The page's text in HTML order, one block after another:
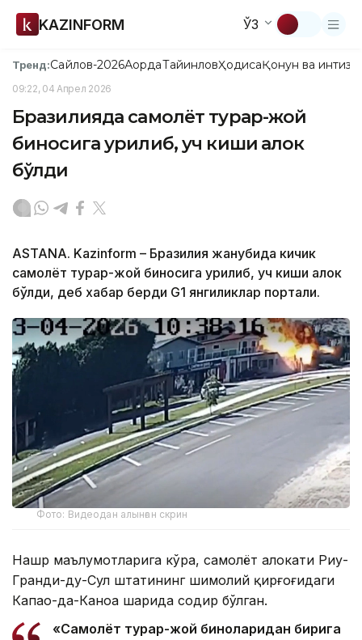
KAZINFORM ЎЗ
Тренд:Сайлов-2026АқордаТайинловҲодисаҚонун ва
09:22, 04 Апрел 2026
Бразилияда самолёт турар-жой
биносига урилиб, уч киши ҳалок
бўлди
ASTANA. Kazinform – Бразилия жанубида кичик
самолёт турар-жой биносига урилиб, уч киши ҳалок
бўлди, деб хабар берди G1 янгиликлар портали.
Фото: Видеодан алынған скрин
Нашр маълумотларига кўра, самолёт ҳалокати Риу-
Гранди-ду-Сул штатининг шимолий қирғоғидаги
Капао-да-Каноа шаҳрида содир бўлган.
«Самолёт турар-жой биноларидан бирига